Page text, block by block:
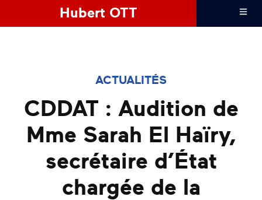
Hubert OTT
ACTUALITÉS
CDDAT : Audition de
Mme Sarah El Haïry,
secrétaire d’État
chargée de la